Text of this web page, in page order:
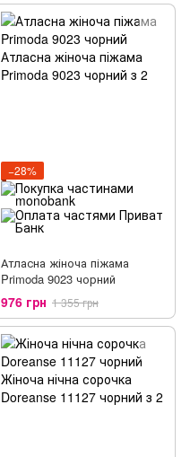
−28%
Атласна жіноча піжама
Primoda 9023 чорний
976 грн 1 355 грн